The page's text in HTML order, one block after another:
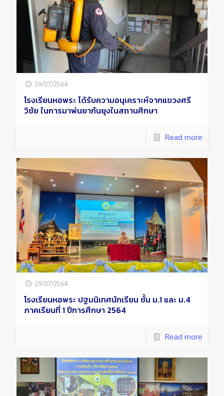
29/07/2564
โรงเรียนหอพระ ได้รับความอนุเคราะห์จากแขวงศรี
วิชัย ในการมาพ่นยากันยุงในสถานศึกษา
Read more
29/07/2564
โรงเรียนหอพระ ปฐมนิเทศนักเรียน ชั้น ม.1 และ ม.4
ภาคเรียนที่ 1 ปีการศึกษา 2564
Read more